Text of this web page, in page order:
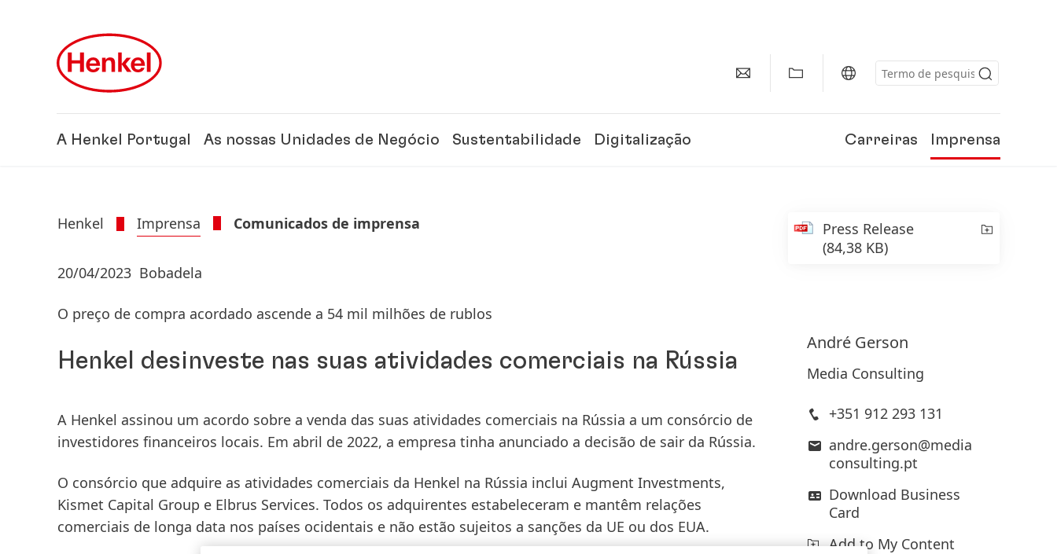
A Henkel Portugal
150 anos da Henkel
150 anos de espírito pioneiro
significam moldar o progresso com
propósito. Na Henkel,
transformamos a mudança em
oportunidade, impulsionando a
As nossas Unidades de Negócio Sustentabilidade Digitalização Carreiras Imprensa
Henkel Imprensa Comunicados de imprensa
20/04/2023 Bobadela
O preço de compra acordado ascende a 54 mil milhões de rublos
Henkel desinveste nas suas atividades comerciais na Rússia
A Henkel assinou um acordo sobre a venda das suas atividades comerciais na Rússia a um consórcio de
investidores financeiros locais. Em abril de 2022, a empresa tinha anunciado a decisão de sair da Rússia.
O consórcio que adquire as atividades comerciais da Henkel na Rússia inclui Augment Investments,
Kismet Capital Group e Elbrus Services. Todos os adquirentes estabeleceram e mantêm relações
comerciais de longa data nos países ocidentais e não estão sujeitos a sanções da UE ou dos EUA.
Press Release
(84,38 KB)
André Gerson
Media Consulting
+351 912 293 131
andre.gerson@media
consulting.pt
Download Business
Card
Add to My Content